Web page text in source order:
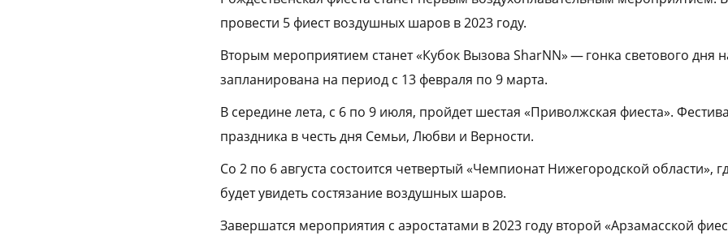
провести 5 фиест воздушных шаров в 2023 году.
Вторым мероприятием станет «Кубок Вызова SharNN» — гонка светового дня
запланирована на период с 13 февраля по 9 марта.
В середине лета, с 6 по 9 июля, пройдет шестая «Приволжская фиеста».
праздника в честь дня Семьи, Любви и Верности.
Со 2 по 6 августа состоится четвертый «Чемпионат Нижегородской области»,
будет увидеть состязание воздушных шаров.
Завершатся мероприятия с аэростатами в 2023 году второй «Арзамасской